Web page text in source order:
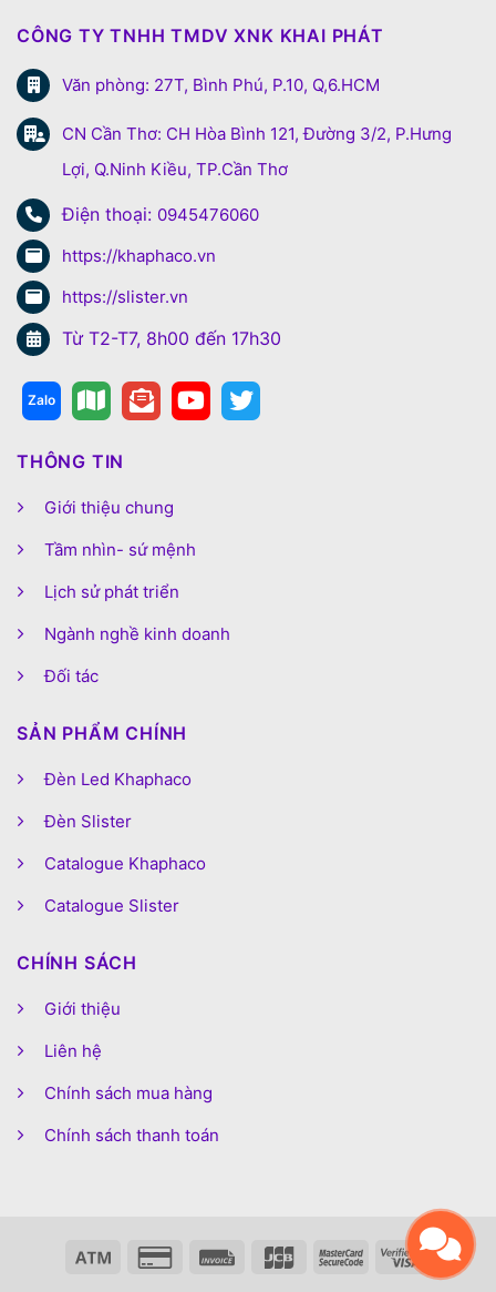
CÔNG TY TNHH TMDV XNK KHAI PHÁT
Văn phòng: 27T, Bình Phú, P.10, Q,6.HCM
CN Cần Thơ: CH Hòa Bình 121, Đường 3/2, P.Hưng
Lợi, Q.Ninh Kiều, TP.Cần Thơ
Điện thoại: 0945476060
https://khaphaco.vn
https://slister.vn
Từ T2-T7, 8h00 đến 17h30
THÔNG TIN
Giới thiệu chung
Tầm nhìn- sứ mệnh
Lịch sử phát triển
Ngành nghề kinh doanh
Đối tác
SẢN PHẨM CHÍNH
Đèn Led Khaphaco
Đèn Slister
Catalogue Khaphaco
Catalogue Slister
CHÍNH SÁCH
Giới thiệu
Liên hệ
Chính sách mua hàng
Chính sách thanh toán